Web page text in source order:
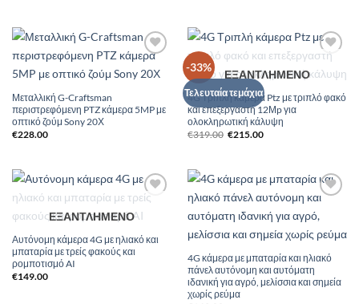
€269.00.
Add to
Wishlist
Μεταλλική G-Craftsman
περιστρεφόμενη PTZ κάμερα 5MP με
οπτικό ζούμ Sony 20Χ
€228.00
-33%
Τελευταία τεμάχια
Add to
Wishlist
ΕΞΑΝΤΛΗΜΈΝΟ
4G Τριπλή κάμερα Ptz με τριπλό φακό
και επεξεργαστή 12Μp για
ολοκληρωτική κάλυψη
€319.00 Original
€215.00Η
Add to
Wishlist
ΕΞΑΝΤΛΗΜΈΝΟ
Αυτόνομη κάμερα 4G με ηλιακό και
μπαταρία με τρείς φακούς και
ρομποτισμό AI
€149.00
Wishlist
4G κάμερα με μπαταρία και ηλιακό
πάνελ αυτόνομη και αυτόματη
ιδανική για αγρό, μελίσσια και σημεία
χωρίς ρεύμα